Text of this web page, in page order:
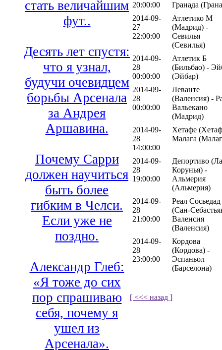
стать величайшим
фут..
Десять лет спустя:
что я узнал,
будучи очевидцем
борьбы Арсенала
за Андрея
Аршавина.
Почему Сарри
должен научиться
быть более
гибким в Челси.
Если уже не
поздно.
Александр Глеб:
«Я тоже до сих
пор спрашиваю
себя, почему я
ушел из
Арсенала».
20:00:00
Гранада
2014-09-
27
22:00:00
Атлетико М
(Мадрид) -
Севилья
(Севилья)
2014-09-
28
00:00:00
Атлетик Б
(Бильбао) -
(Эйбар)
2014-09-
28
00:00:00
Леванте
(Валенсия) -
Вальекано
(Мадрид)
2014-09-
28
14:00:00
Хетафе
Малага
2014-09-
28
19:00:00
Депортиво
Корунья) -
Альмерия
(Альмерия)
2014-09-
28
21:00:00
Реал Сосьедад
(Сан-
Валенсия
(Валенсия)
2014-09-
28
23:00:00
Кордова
(Кордова) -
Эспаньол
(Барселона)
[ <<< назад ]